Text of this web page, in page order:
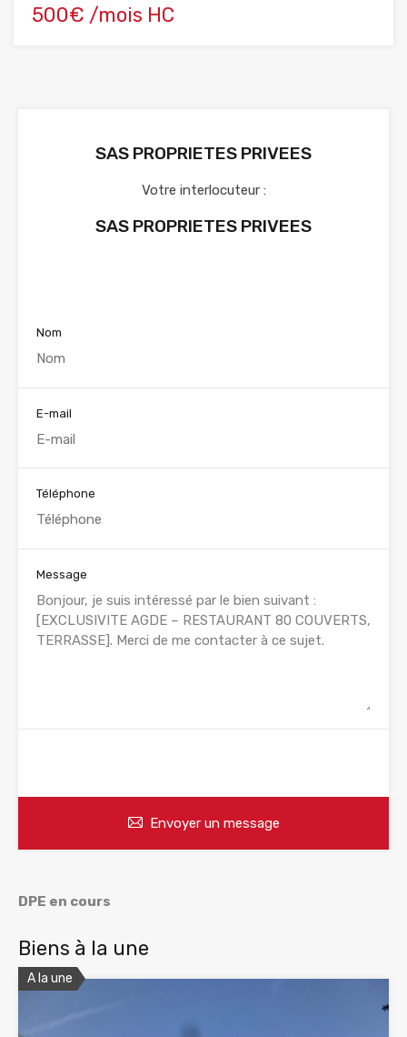
500€ /mois HC
SAS PROPRIETES PRIVEES
Votre interlocuteur :
SAS PROPRIETES PRIVEES
Nom
E-mail
Téléphone
Message
Envoyer un message
DPE en cours
Biens à la une
A la une